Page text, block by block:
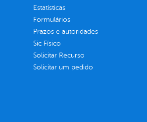
Estatísticas
Formulários
Prazos e autoridades
Sic Físico
Solicitar Recurso
Solicitar um pedido